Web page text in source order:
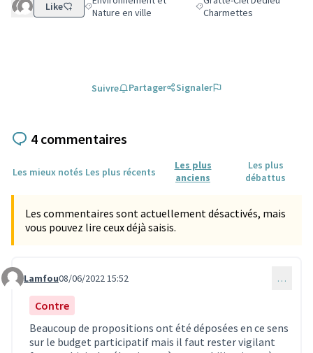
Like Filtrer les résultats de la catégorie : Environnement et
Nature en ville
Filtrer les résultats pour le
Charmettes
Suivre Partager Signaler
4 commentaires
Les mieux notés Les plus récents
Les plus
anciens
Les plus
débattus
Les commentaires sont actuellement désactivés, mais
vous pouvez lire ceux déjà saisis.
Commentaire 1654
Lamfou08/06/2022 15:52 …
Contre
Beaucoup de propositions ont été déposées en ce sens
sur le budget participatif mais il faut rester vigilant